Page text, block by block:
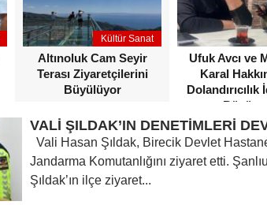
Kültür Sanat
Altınoluk Cam Seyir
Terası Ziyaretçilerini
Büyülüyor
Ufuk Avcı ve
Karal
Dolandırıcılık
Büyüyor
VALİ ŞILDAK’IN DENETİMLERİ
Vali Hasan Şıldak, Birecik Devlet
Jandarma Komutanlığını ziyaret etti.
Şıldak’ın ilçe ziyaret...